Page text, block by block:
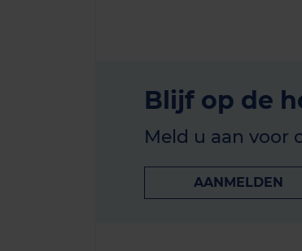
Blijf op de
Meld u aan voor
AANMELDEN